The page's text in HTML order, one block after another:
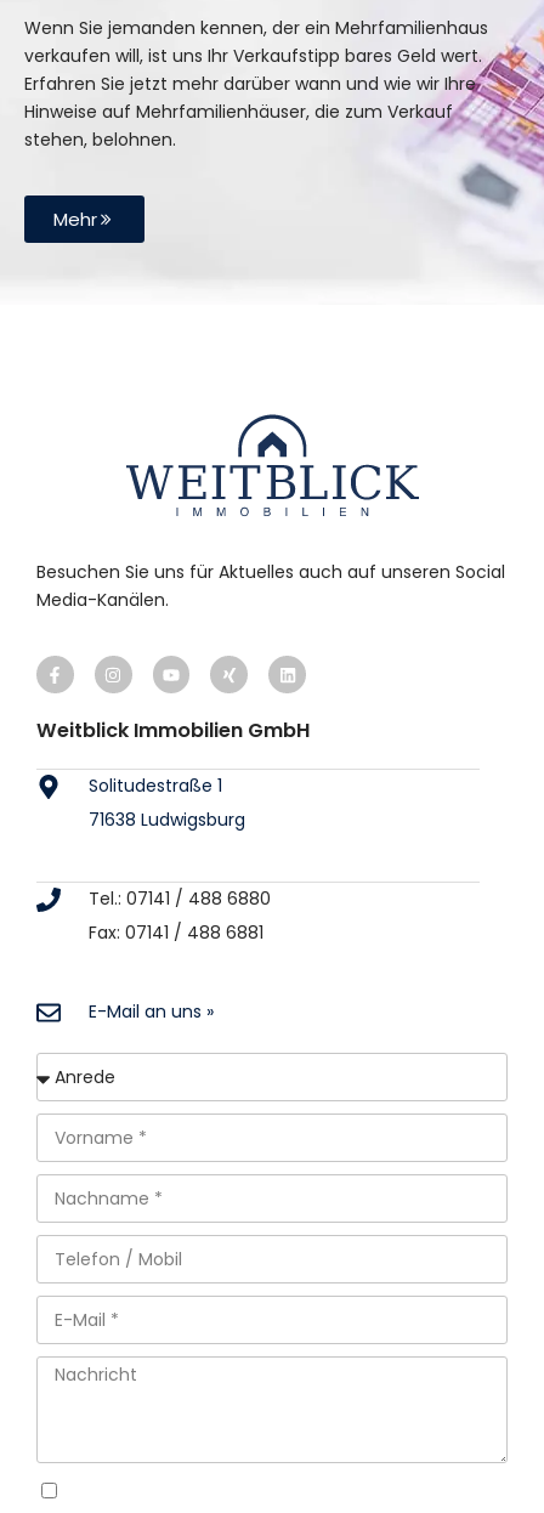
Wenn Sie jemanden kennen, der ein Mehrfamilienhaus
verkaufen will, ist uns Ihr Verkaufstipp bares Geld wert.
Erfahren Sie jetzt mehr darüber wann und wie wir Ihre
Hinweise auf Mehrfamilienhäuser, die zum Verkauf
stehen, belohnen.
Mehr
Besuchen Sie uns für Aktuelles auch auf unseren Social
Media-Kanälen.
Weitblick Immobilien GmbH
Solitudestraße 1
71638 Ludwigsburg
Tel.: 07141 / 488 6880
Fax: 07141 / 488 6881
E-Mail an uns »